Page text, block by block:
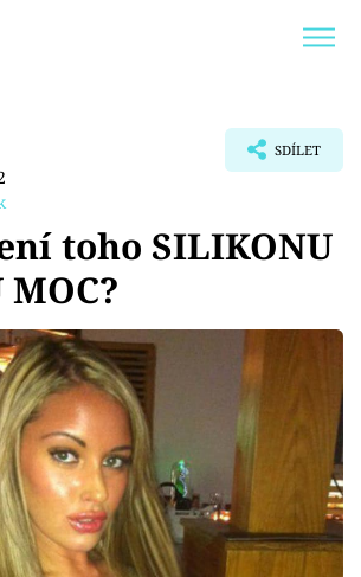
SDÍLET
toho SILIKONU
MOC?